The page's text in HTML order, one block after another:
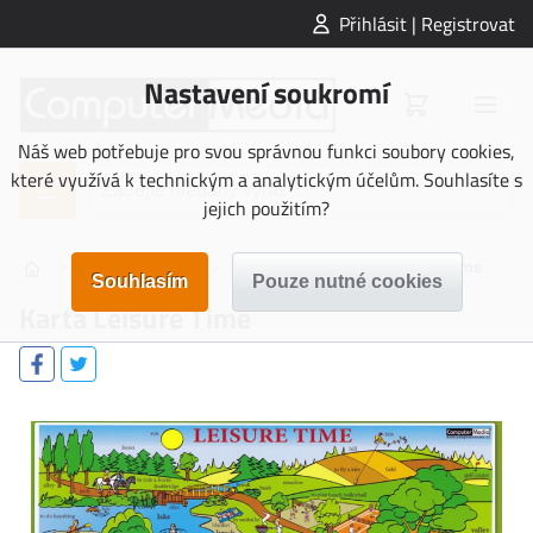
Přihlásit | Registrovat
Nastavení soukromí
Náš web potřebuje pro svou správnou funkci soubory cookies,
které využívá k technickým a analytickým účelům. Souhlasíte s
jejich použitím?
NAUČNÉ KARTY
Karta Leisure Time